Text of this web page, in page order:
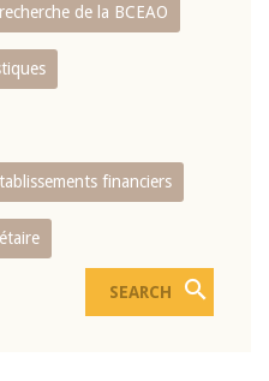
de la BCEAO
financiers